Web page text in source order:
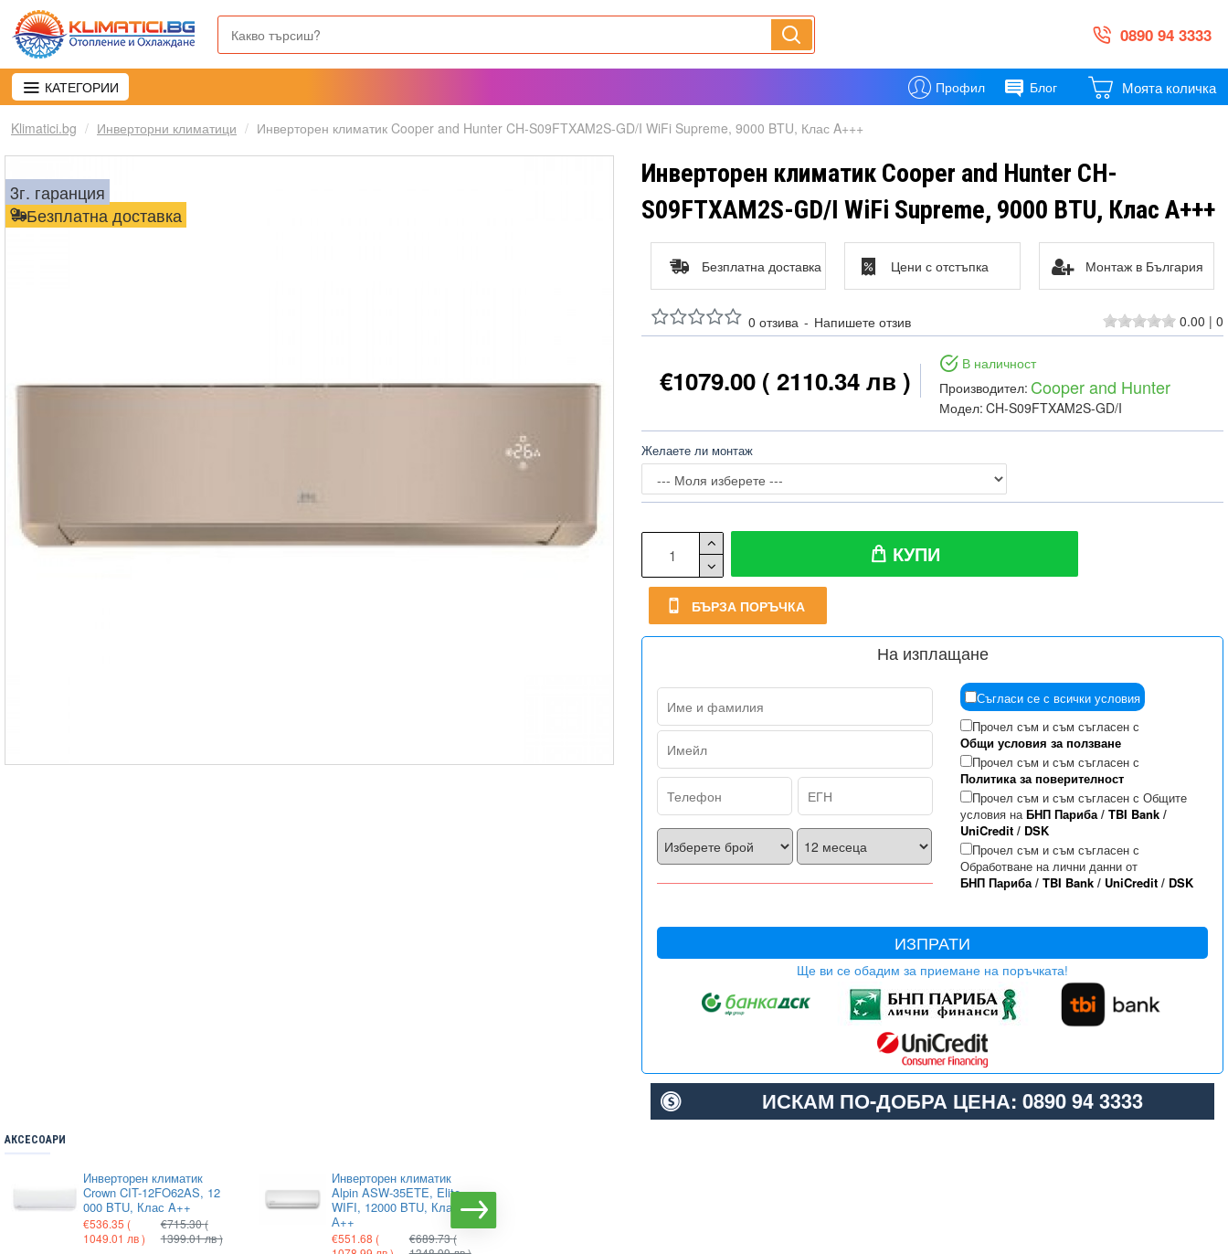
0890 94 3333
КАТЕГОРИИ Профил Блог Моята количка
Klimatici.bg Инверторни климатици Инверторен климатик Cooper and Hunter CH-S09FTXAM2S-GD/I WiFi Supreme, 9000 BTU, Клас A+++
Безплатна доставка
3г. гаранция
Инверторен климатик Cooper and Hunter CH-
S09FTXAM2S-GD/I WiFi Supreme, 9000 BTU, Клас A+++
0 отзива - Напишете отзив 0.00 | 0
€1079.00 ( 2110.34 лв )
В наличност
Производител: Cooper and Hunter
Модел: CH-S09FTXAM2S-GD/I
Желаете ли монтаж
КУПИ
БЪРЗА ПОРЪЧКА
На изплащане
Съгласи се с всички условия
Прочел съм и съм съгласен с
Общи условия за ползване
Прочел съм и съм съгласен с
Политика за поверителност
Прочел съм и съм съгласен с Общите
условия наБНП Париба/ TBI Bank/
UniCredit/ DSK
Прочел съм и съм съгласен с
Обработване на лични данни от
БНП Париба/ TBI Bank/ UniCredit/ DSK
ИЗПРАТИ
Ще ви се обадим за приемане на поръчката!
Безплатна доставка Цени с отстъпка Монтаж в България
ИСКАМ ПО-ДОБРА ЦЕНА: 0890 94 3333
АКСЕСОАРИ
Инверторен климатик
Crown CIT-12FO62AS, 12
000 BTU, Клас A++
€536.35 (
1049.01 лв )
€715.30(
1399.01 лв )
Инверторен климатик
Alpin ASW-35ETE, Elite,
WIFI, 12000 BTU, Клас
А++
€551.68 (
€689.73(